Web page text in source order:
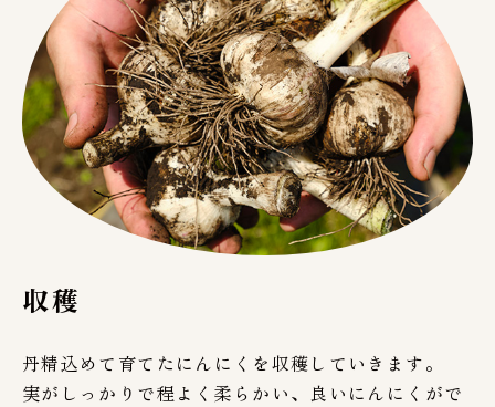
収穫
丹精込めて育てたにんにくを収穫していきます。
実がしっかりで程よく柔らかい、良いにんにくがで